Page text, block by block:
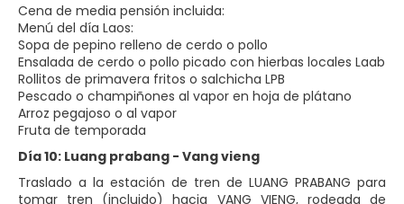
Cena de media pensión incluida:
Menú del día Laos:
Sopa de pepino relleno de cerdo o pollo
Ensalada de cerdo o pollo picado con hierbas locales Laab
Rollitos de primavera fritos o salchicha LPB
Pescado o champiñones al vapor en hoja de plátano
Arroz pegajoso o al vapor
Fruta de temporada
Día 10: Luang prabang - Vang vieng
Traslado a la estación de tren de LUANG PRABANG para
tomar tren (incluido) hacia VANG VIENG, rodeada de